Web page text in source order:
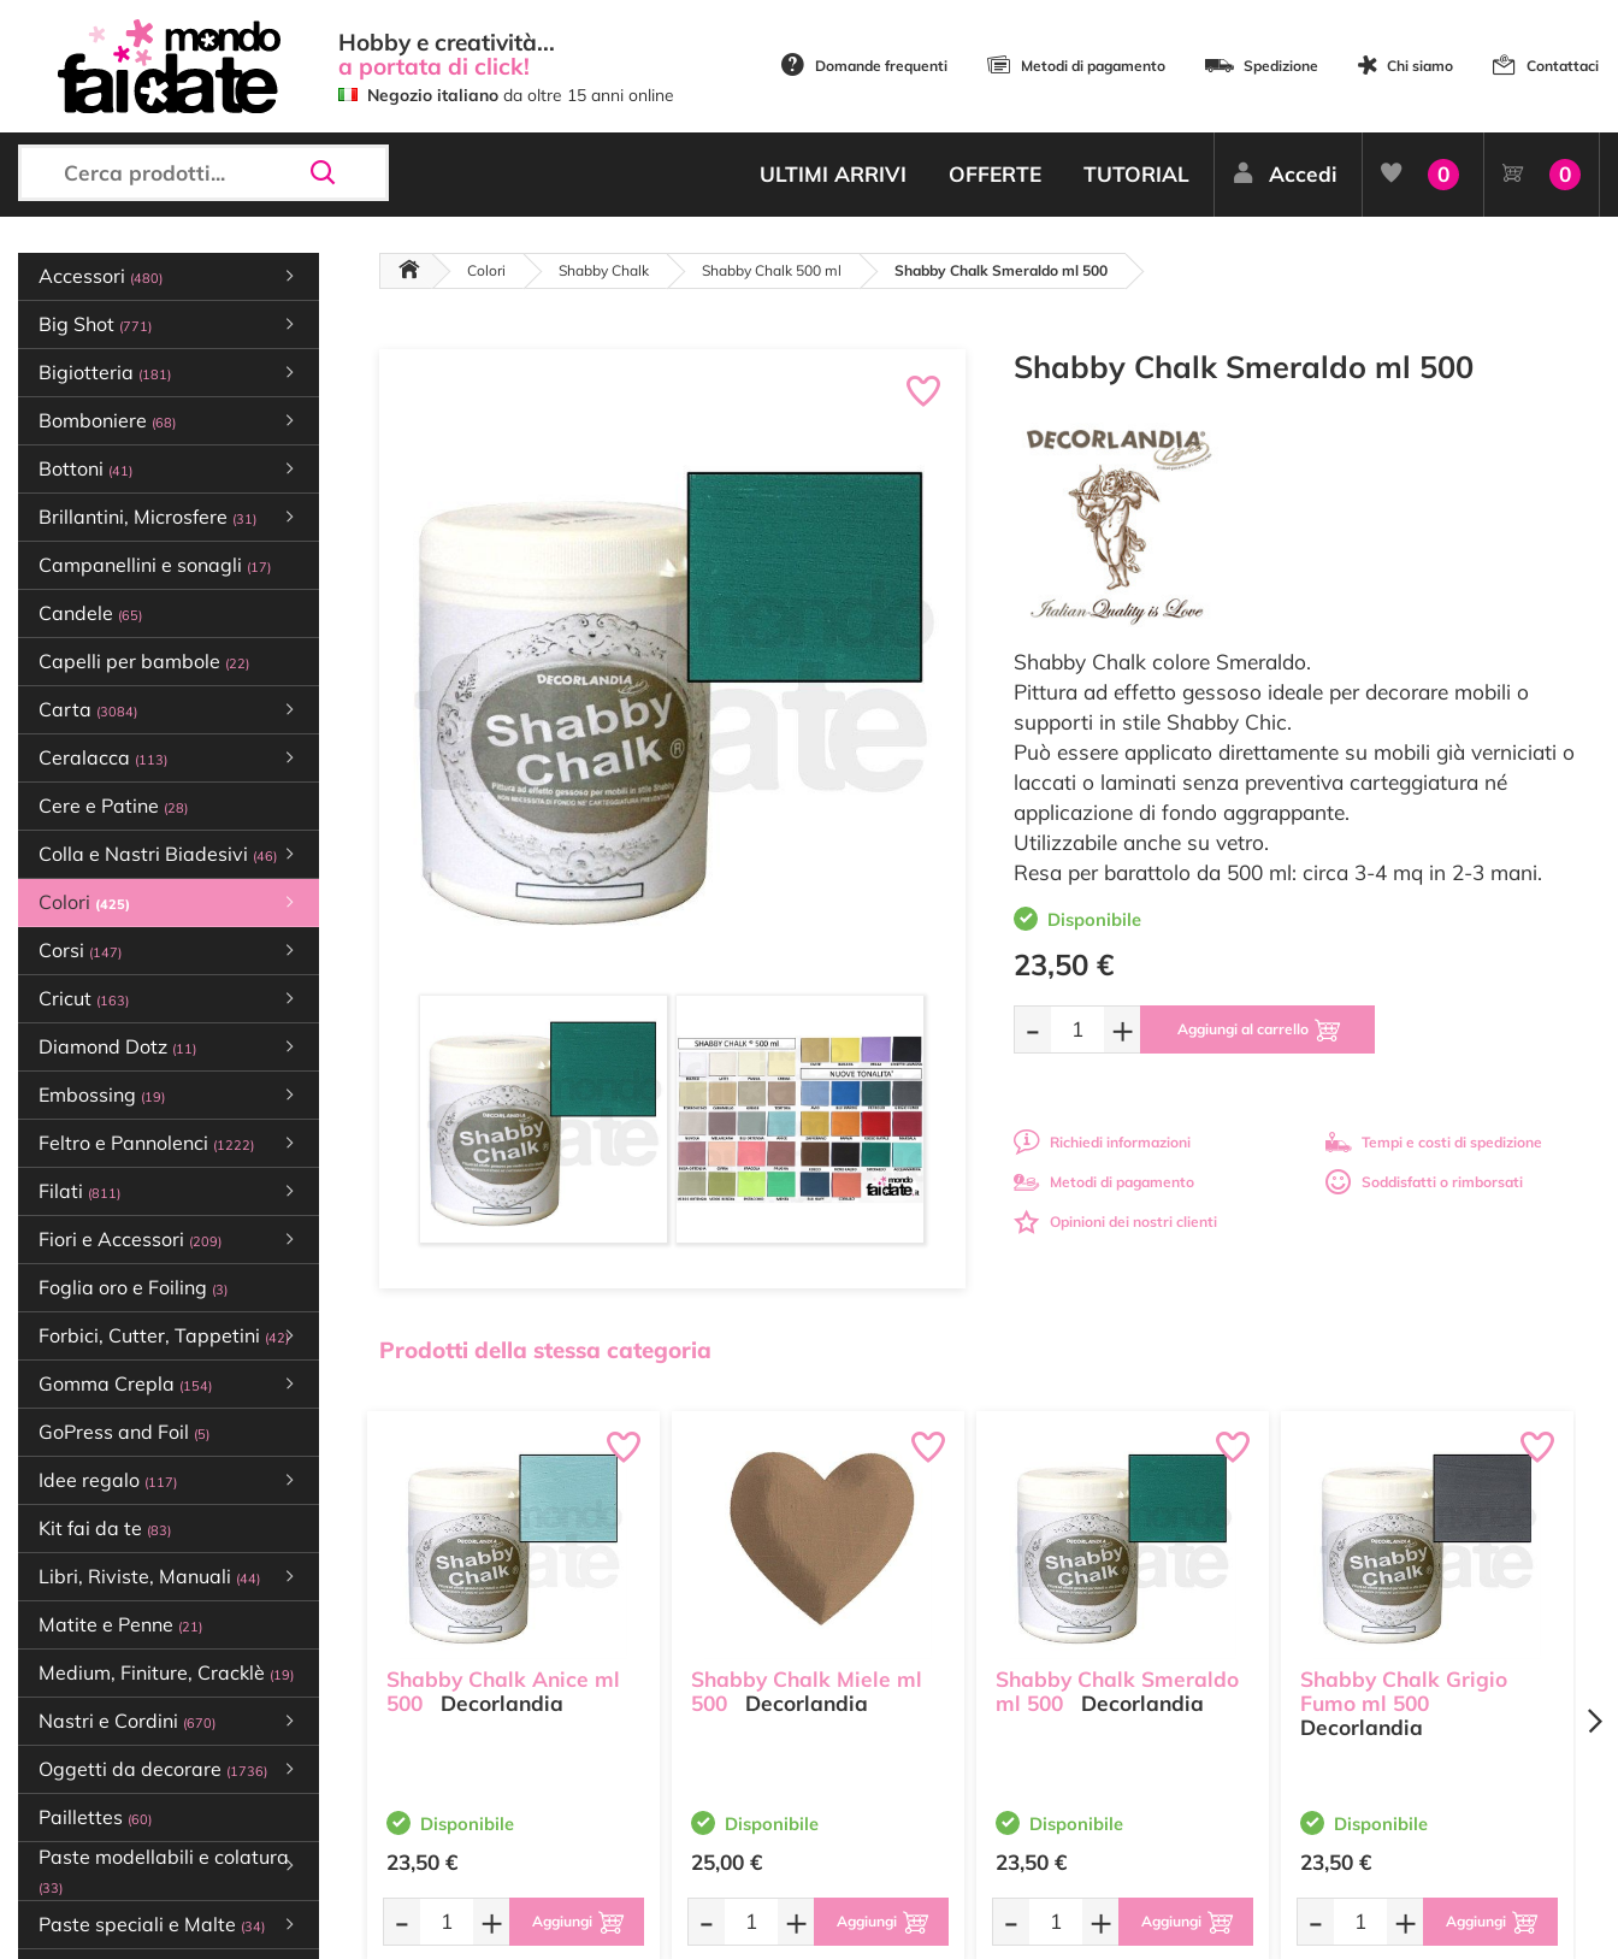
Hobby e creatività...
a portata di click!
Negozio italiano da oltre 15 anni online
Domande frequenti Metodi di pagamento Spedizione Chi siamo Contattaci
ULTIMI ARRIVI OFFERTE TUTORIAL Accedi 0 0
Accessori (480)
Big Shot (771)
Bigiotteria (181)
Bomboniere (68)
Bottoni (41)
Brillantini, Microsfere (31)
Campanellini e sonagli (17)
Candele (65)
Capelli per bambole (22)
Carta (3084)
Ceralacca (113)
Cere e Patine (28)
Colla e Nastri Biadesivi (46)
Colori (425)
Corsi (147)
Cricut (163)
Diamond Dotz (11)
Embossing (19)
Feltro e Pannolenci (1222)
Filati (811)
Fiori e Accessori (209)
Foglia oro e Foiling (3)
Forbici, Cutter, Tappetini (42)
Gomma Crepla (154)
GoPress and Foil (5)
Idee regalo (117)
Kit fai da te (83)
Libri, Riviste, Manuali (44)
Matite e Penne (21)
Medium, Finiture, Cracklè (19)
Nastri e Cordini (670)
Oggetti da decorare (1736)
Paillettes (60)
Paste modellabili e colatura
(33)
Paste speciali e Malte (34)
Colori Shabby Chalk Shabby Chalk 500 ml Shabby Chalk Smeraldo ml 500
Shabby Chalk Smeraldo ml 500
Shabby Chalk colore Smeraldo.
Pittura ad effetto gessoso ideale per decorare mobili o
supporti in stile Shabby Chic.
Può essere applicato direttamente su mobili già verniciati o
laccati o laminati senza preventiva carteggiatura né
applicazione di fondo aggrappante.
Utilizzabile anche su vetro.
Resa per barattolo da 500 ml: circa 3-4 mq in 2-3 mani.
Disponibile
23,50 €
- + Aggiungi al carrello
Richiedi informazioni Tempi e costi di spedizione
Metodi di pagamento Soddisfatti o rimborsati
Opinioni dei nostri clienti
Prodotti della stessa categoria
Shabby Chalk Anice ml
500
Decorlandia
Disponibile
23,50 €
- + Aggiungi
Shabby Chalk Miele ml
500
Decorlandia
Disponibile
25,00 €
- + Aggiungi
Shabby Chalk Smeraldo
ml 500
Decorlandia
Disponibile
23,50 €
- + Aggiungi
Shabby Chalk Grigio
Fumo ml 500
Decorlandia
Disponibile
23,50 €
- + Aggiungi